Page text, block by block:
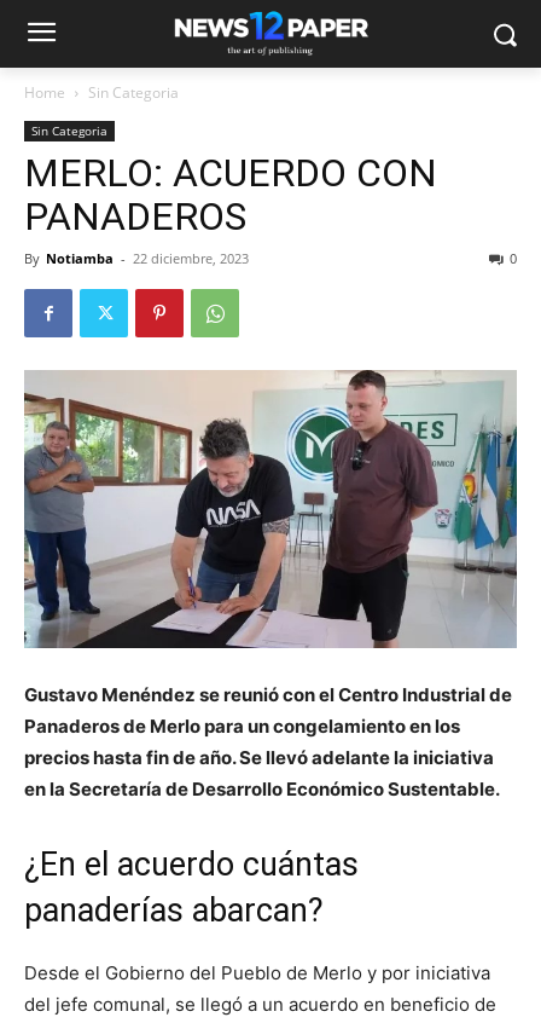
Home Sin Categoria
Sin Categoria
MERLO: ACUERDO CON
PANADEROS
By Notiamba - 22 diciembre, 2023 0
Gustavo Menéndez se reunió con el Centro Industrial de
Panaderos de Merlo para un congelamiento en los
precios hasta fin de año. Se llevó adelante la iniciativa
en la Secretaría de Desarrollo Económico Sustentable.
¿En el acuerdo cuántas
panaderías abarcan?
Desde el Gobierno del Pueblo de Merlo y por iniciativa
del jefe comunal, se llegó a un acuerdo en beneficio de